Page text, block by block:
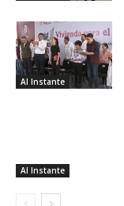
Al Instante
Al Instante